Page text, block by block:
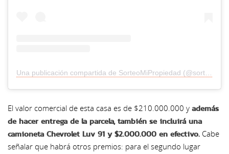
El valor comercial de esta casa es de $210.000.000 y además
de hacer entrega de la parcela, también se incluirá una
camioneta Chevrolet Luv 91 y $2.000.000 en efectivo. Cabe
señalar que habrá otros premios: para el segundo lugar